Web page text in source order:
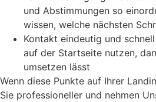
und Abstimmungen so
wissen, welche nächsten
Kontakt eindeutig und
auf der Startseite nutzen,
umsetzen lässt
Wenn diese Punkte auf Ihrer
Sie professioneller und nehmen